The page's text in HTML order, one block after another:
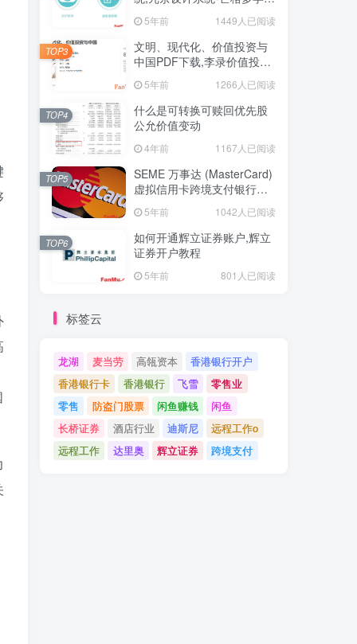
5年前 1449人已阅读
文明、现代化、价值投资与
中国PDF下载,李录价值投资
5年前 1266人已阅读
TOP3
什么是可转换可赎回优先股
公允价值变动
4年前 1167人已阅读
TOP4
SEME 万事达 (MasterCard)
虚拟信用卡跨境支付银行卡
5年前 1042人已阅读
TOP5
如何开通辉立证券账户,辉立
证券开户教程
5年前 801人已阅读
TOP6
标签云
龙湖 麦当劳 高瓴资本
香港银行开户
香港银行卡
香港银行 飞雪
零售业
零售
防盗门股票 闲鱼赚钱
闲鱼
长桥证券
酒店行业 迪斯尼
远程工作o
远程工作
达里奥 辉立证券 跨境支付